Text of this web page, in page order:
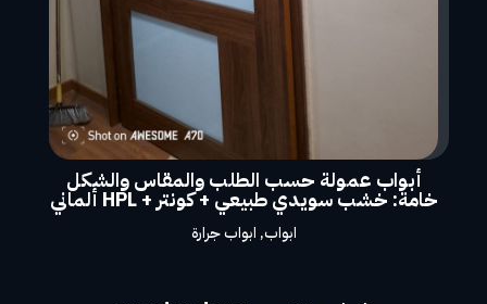
أبواب عمولة حسب الطلب والمقاس والشكل
خامة: خشب سويدي طبيعي + كونتر + HPL ألماني
ابواب, ابواب جرارة